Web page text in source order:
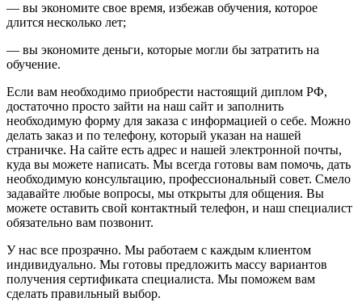
— вы экономите свое время, избежав обучения, которое
длится несколько лет;
— вы экономите деньги, которые могли бы затратить на
обучение.
Если вам необходимо приобрести настоящий диплом РФ,
достаточно просто зайти на наш сайт и заполнить
необходимую форму для заказа с информацией о себе. Можно
делать заказ и по телефону, который указан на нашей
страничке. На сайте есть адрес и нашей электронной почты,
куда вы можете написать. Мы всегда готовы вам помочь, дать
необходимую консультацию, профессиональный совет. Смело
задавайте любые вопросы, мы открыты для общения. Вы
можете оставить свой контактный телефон, и наш специалист
обязательно вам позвонит.
У нас все прозрачно. Мы работаем с каждым клиентом
индивидуально. Мы готовы предложить массу вариантов
получения сертификата специалиста. Мы поможем вам
сделать правильный выбор.